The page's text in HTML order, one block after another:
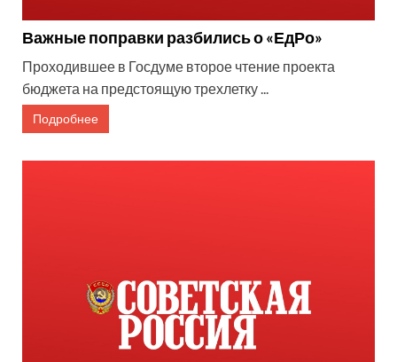
Важные поправки разбились о «ЕдРо»
Проходившее в Госдуме второе чтение проекта
бюджета на предстоящую трехлетку ...
Подробнее